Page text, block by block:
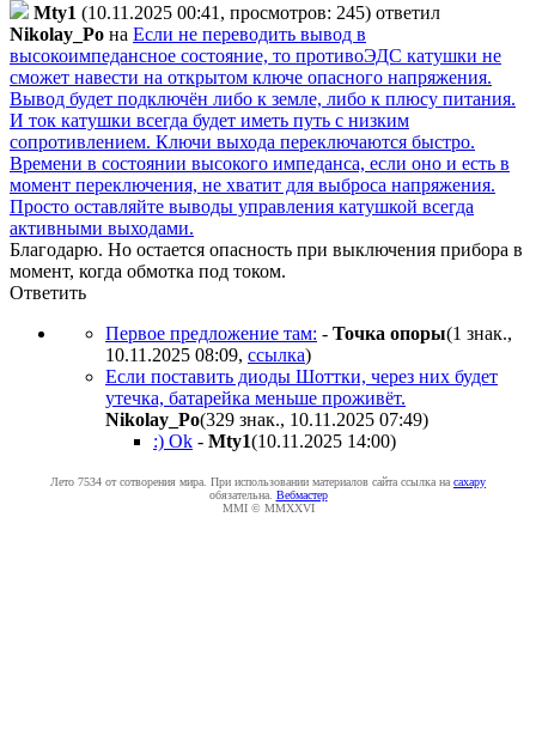
Mty1 (10.11.2025 00:41, просмотров: 245) ответил
Nikolay_Po на Если не переводить вывод в
высокоимпедансное состояние, то противоЭДС катушки не
сможет навести на открытом ключе опасного напряжения.
Вывод будет подключён либо к земле, либо к плюсу питания.
И ток катушки всегда будет иметь путь с низким
сопротивлением. Ключи выхода переключаются быстро.
Времени в состоянии высокого импеданса, если оно и есть в
момент переключения, не хватит для выброса напряжения.
Просто оставляйте выводы управления катушкой всегда
активными выходами.
Благодарю. Но остается опасность при выключения прибора в
момент, когда обмотка под током.
Ответить
Первое предложение там: - Toчкa oпopы(1 знак.,
10.11.2025 08:09, ссылка)
Если поставить диоды Шоттки, через них будет
утечка, батарейка меньше проживёт.
Nikolay_Po(329 знак., 10.11.2025 07:49)
:) Ok - Mty1(10.11.2025 14:00)
Лето 7534 от сотворения мира. При использовании материалов сайта ссылка на caxapу
обязательна. Вебмастер
MMI © MMXXVI